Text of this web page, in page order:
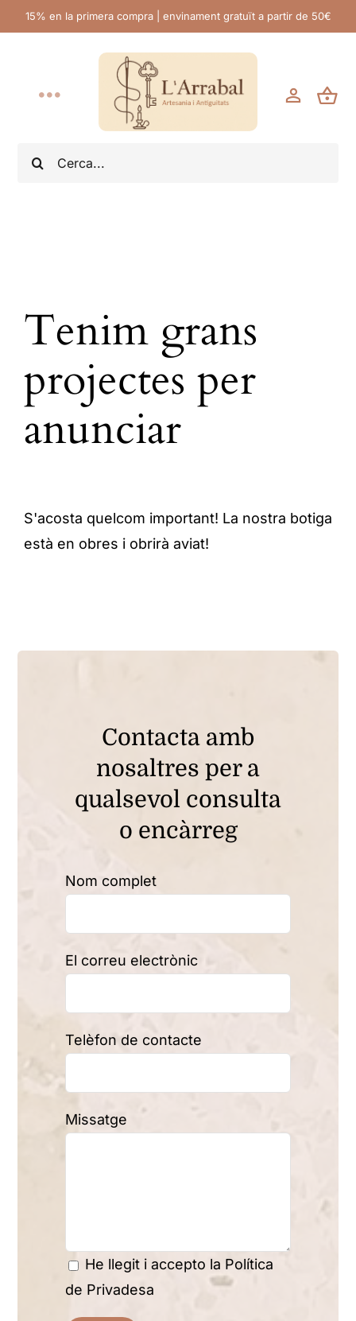
Skip
to
15% en la primera compra | envinament gratuït a partir de 50€
Search
Toggle
Navigation
Contacte
Tenim grans
projectes per
anunciar
S'acosta quelcom important! La nostra botiga
està en obres i obrirà aviat!
Contacta amb
nosaltres per a
qualsevol consulta
o encàrreg
Nom complet
El correu electrònic
Telèfon de contacte
Missatge
He llegit i accepto la Política
de Privadesa